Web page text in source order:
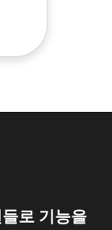
로 기능을